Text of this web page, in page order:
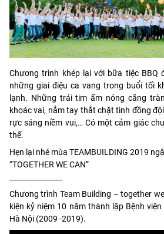
Chương trình khép lại với bữa tiệc BBQ
những giai điệu ca vang trong buổi tối
lạnh. Những trái tim ấm nóng căng
khoác vai, nắm tay thắt chặt tình đồng
rực sáng niềm vui,… Có một cảm giác
thế.
Hẹn lại nhé mùa TEAMBUILDING 2019
“TOGETHER WE CAN”
Chương trình Team Building – together
kiện kỷ niệm 10 năm thành lập Bệnh
Hà Nội (2009 -2019).